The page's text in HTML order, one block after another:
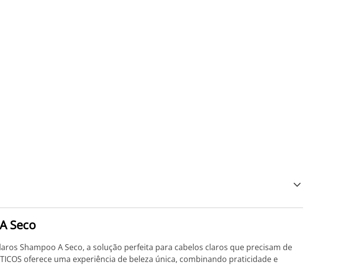
Seco
Shampoo A Seco, a solução perfeita para cabelos claros que precisam de
oferece uma experiência de beleza única, combinando praticidade e